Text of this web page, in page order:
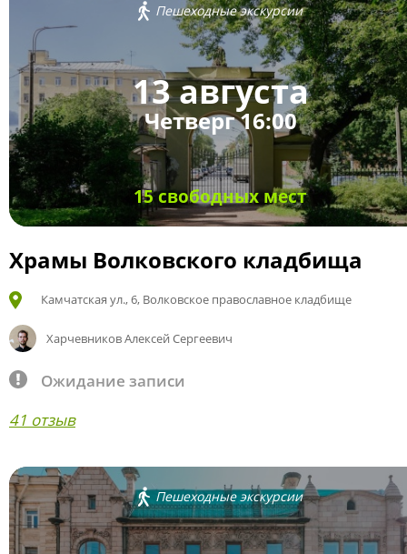
Пешеходные экскурсии
13 августа
Четверг 16:00
15 свободных мест
Храмы Волковского кладбища
Камчатская ул., 6, Волковское православное кладбище
Харчевников Алексей Сергеевич
Ожидание записи
41 отзыв
Пешеходные экскурсии